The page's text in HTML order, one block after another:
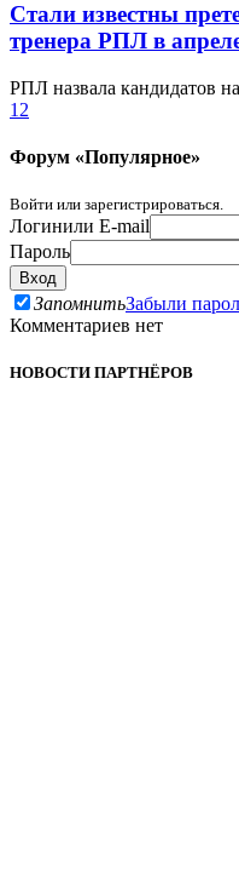
Стали известны
тренера РПЛ в
РПЛ назвала кандидатов
1 2
Форум «Популярное»
Войти или зарегистрироваться.
Логинили E-mail
Пароль
ЗапомнитьЗабыли
Комментариев нет
НОВОСТИ ПАРТНЁРОВ